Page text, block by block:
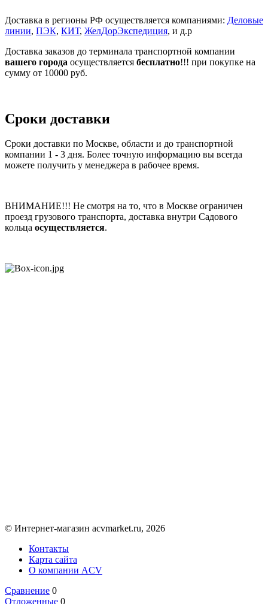
Доставка в регионы РФ осуществляется компаниями: Деловые
линии, ПЭК, КИТ, ЖелДорЭкспедиция, и д.р
Доставка заказов до терминала транспортной компании
вашего города осуществляется бесплатно!!! при покупке на
сумму от 10000 руб.
Сроки доставки
Сроки доставки по Москве, области и до транспортной
компании 1 - 3 дня. Более точную информацию вы всегда
можете получить у менеджера в рабочее время.
ВНИМАНИЕ!!! Не смотря на то, что в Москве ограничен
проезд грузового транспорта, доставка внутри Садового
кольца осуществляется.
© Интернет-магазин acvmarket.ru, 2026
Контакты
Карта сайта
О компании ACV
Сравнение 0
Отложенные 0